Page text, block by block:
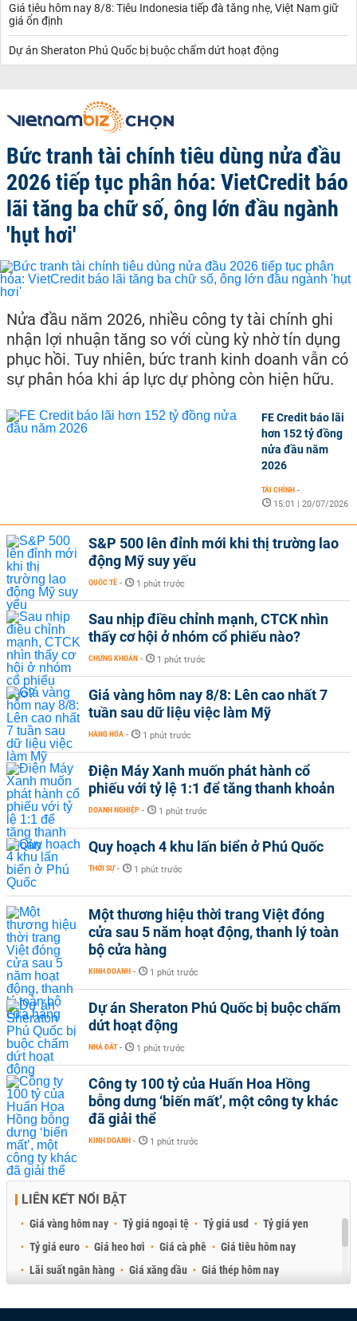
Giá tiêu hôm nay 8/8: Tiêu Indonesia tiếp đà tăng nhẹ, Việt Nam giữ
giá ổn định
Dự án Sheraton Phú Quốc bị buộc chấm dứt hoạt động
Bức tranh tài chính tiêu dùng nửa đầu
2026 tiếp tục phân hóa: VietCredit báo
lãi tăng ba chữ số, ông lớn đầu ngành
'hụt hơi'
Nửa đầu năm 2026, nhiều công ty tài chính ghi
nhận lợi nhuận tăng so với cùng kỳ nhờ tín dụng
phục hồi. Tuy nhiên, bức tranh kinh doanh vẫn có
sự phân hóa khi áp lực dự phòng còn hiện hữu.
FE Credit báo lãi
hơn 152 tỷ đồng
nửa đầu năm
2026
TÀI CHÍNH -
15:01 | 20/07/2026
S&P 500 lên đỉnh mới khi thị trường lao
động Mỹ suy yếu
QUỐC TẾ - 1 phút trước
Sau nhịp điều chỉnh mạnh, CTCK nhìn
thấy cơ hội ở nhóm cổ phiếu nào?
CHỨNG KHOÁN - 1 phút trước
Giá vàng hôm nay 8/8: Lên cao nhất 7
tuần sau dữ liệu việc làm Mỹ
HÀNG HÓA - 1 phút trước
Điện Máy Xanh muốn phát hành cổ
phiếu với tỷ lệ 1:1 để tăng thanh khoản
DOANH NGHIỆP - 1 phút trước
Quy hoạch 4 khu lấn biển ở Phú Quốc
THỜI SỰ - 1 phút trước
Một thương hiệu thời trang Việt đóng
cửa sau 5 năm hoạt động, thanh lý toàn
bộ cửa hàng
KINH DOANH - 1 phút trước
Dự án Sheraton Phú Quốc bị buộc chấm
dứt hoạt động
NHÀ ĐẤT - 1 phút trước
Công ty 100 tỷ của Huấn Hoa Hồng
bỗng dưng ‘biến mất’, một công ty khác
đã giải thể
KINH DOANH - 1 phút trước
LIÊN KẾT NỔI BẬT
Giá vàng hôm nay Tỷ giá ngoại tệ Tỷ giá usd
Tỷ giá yen
Tỷ giá euro
Giá heo hơi Giá cà phê
Giá tiêu hôm nay
Lãi suất ngân hàng
Giá xăng dầu
Giá thép hôm nay